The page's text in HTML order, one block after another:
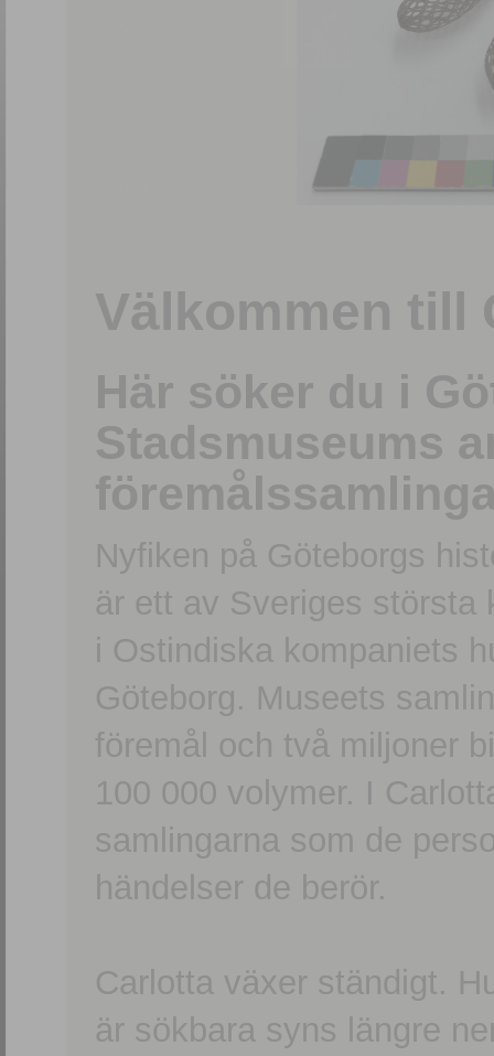
Välkommen till
Här söker du i
Stadsmuseums
Nyfiken på Göteborgs
är ett av Sveriges största
i Ostindiska kompaniets
Göteborg. Museets
föremål och två miljoner
100 000 volymer. I
samlingarna som de
händelser de berör.
Carlotta växer ständigt.
är sökbara syns längre